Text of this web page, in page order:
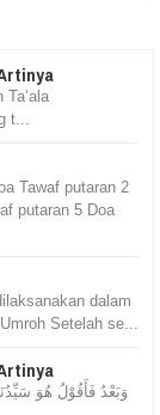
t...
Tawaf putaran 2
putaran 5 Doa
dalam
Setelah se...
وَبَعْدُ فَأَقُوْلُ هُوَ